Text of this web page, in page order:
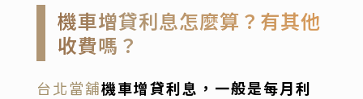
機車增貸利息怎麼算？有其他
收費嗎？
台北當舖機車增貸利息，一般是每月利